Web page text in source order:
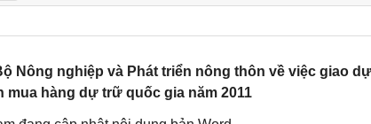
Nông nghiệp và Phát triển nông thôn về việc giao
mua hàng dự trữ quốc gia năm 2011